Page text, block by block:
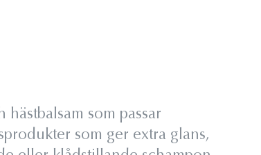
hästbalsam som passar
som ger extra glans,